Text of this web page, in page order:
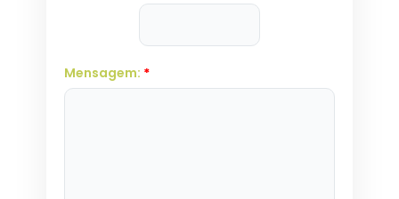
Mensagem: *